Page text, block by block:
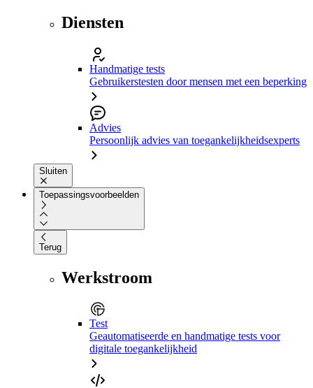
Diensten
Handmatige tests
Gebruikerstesten door mensen met een beperking
Advies
Persoonlijk advies van toegankelijkheidsexperts
Sluiten
Toepassingsvoorbeelden
Terug
Werkstroom
Test
Geautomatiseerde en handmatige tests voor
digitale toegankelijkheid